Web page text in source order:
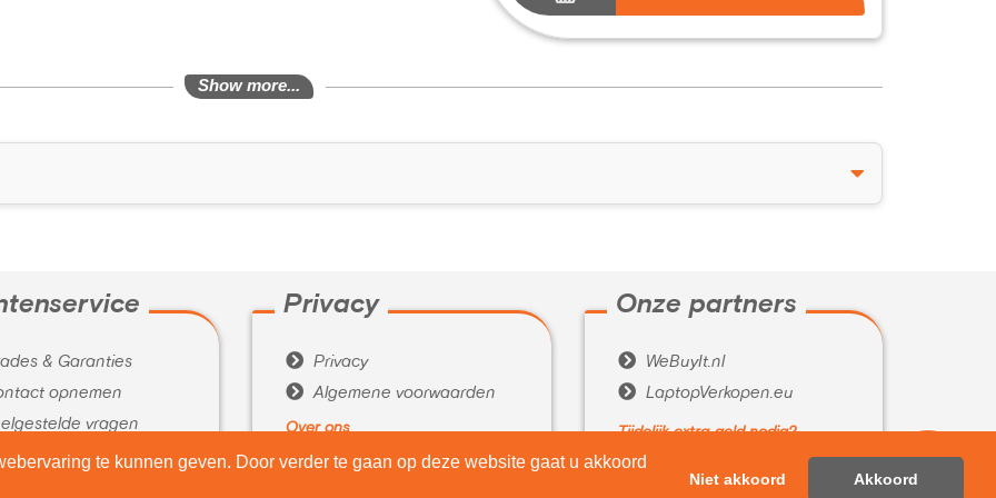
te kunnen geven. Door verder te gaan op deze website gaat u akkoord
Niet akkoord Akkoord
Show more...
& Garanties
opnemen
vragen
Privacy
 Privacy
 Algemene voorwaarden
Over ons
Wie zijn wij
Onze partners
 WeBuyIt.nl
 LaptopVerkopen.eu
Tijdelijk extra geld nodig?
 Belenen.com ?